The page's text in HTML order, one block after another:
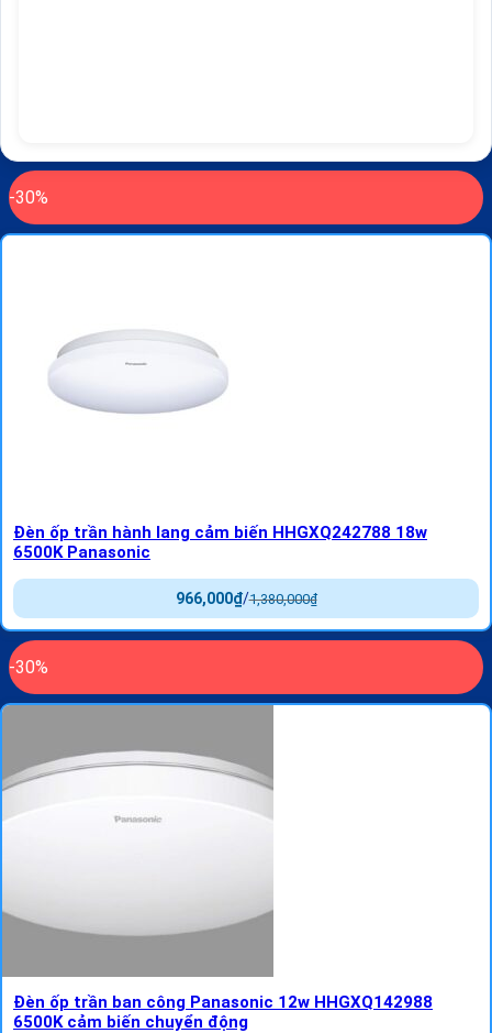
-30%
Đèn ốp trần hành lang cảm biến HHGXQ242788 18w
6500K Panasonic
1,380,000₫
/
966,000₫
-30%
Đèn ốp trần ban công Panasonic 12w HHGXQ142988
6500K cảm biến chuyển động